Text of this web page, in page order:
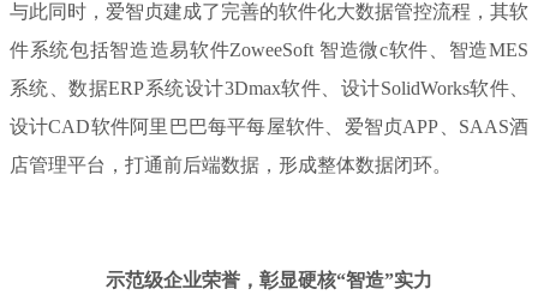
与此同时，爱智贞建成了完善的软件化大数据管控流程，其软
件系统包括智造造易软件ZoweeSoft 智造微c软件、智造MES
系统、数据ERP系统设计3Dmax软件、设计SolidWorks软件、
设计CAD软件阿里巴巴每平每屋软件、爱智贞APP、SAAS酒
店管理平台，打通前后端数据，形成整体数据闭环。
示范级企业荣誉，彰显硬核“智造”实力